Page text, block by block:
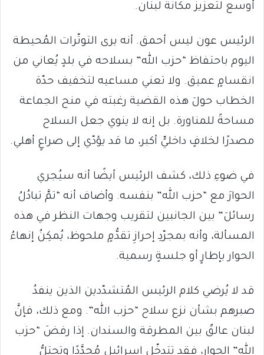
أوسع لتعزيز مكانة لبنان.
الرئيس عون ليس أحمق. أنه يرى التوتّرات المُحيطة
اليوم باحتفاظ “حزب الله” بسلاحه في بلدٍ يُعاني من
انقسامٍ عميق. ولا تعني مساعيه لتخفيف حدّة
الخطاب حولَ هذه القضية رغبته في منح الجماعة
مساحةً للمناورة. بل إنه لا ينوي جعل السلاح
مصدرًا لخلافٍ داخليٍّ أكبر، ما قد يؤدّي إلى صراعٍ أهلي.
في ضوءِ ذلك، كشف الرئيس أيضًا أنه سيُجري
الحوارَ مع “حزب الله” بنفسه. وأضاف أنه “تمَّ تبادُلُ
رسائلَ” بين الجانبين لتقريب وجهات النظر في هذه
المسألة، وأنه بمجرّدِ إحرازِ تقدُّمٍ ملحوظ، يُمكِنُ إنهاءُ
الحوار بإطارٍ أو جلسةٍ رسمية.
قد لا يُرضي كلام الرئيس المُتشدّدين الذين ينفدُ
صبرهم بشأن نزع سلاح “حزب الله”. ومع ذلك، فإنَّ
لبنان عالقٌ بين المطرقة والسندان. إذا رفضَ “حزب
الله” الحوار، فقد تتدخّل إسرائيل مُجدَّدًا وتحتلُّ